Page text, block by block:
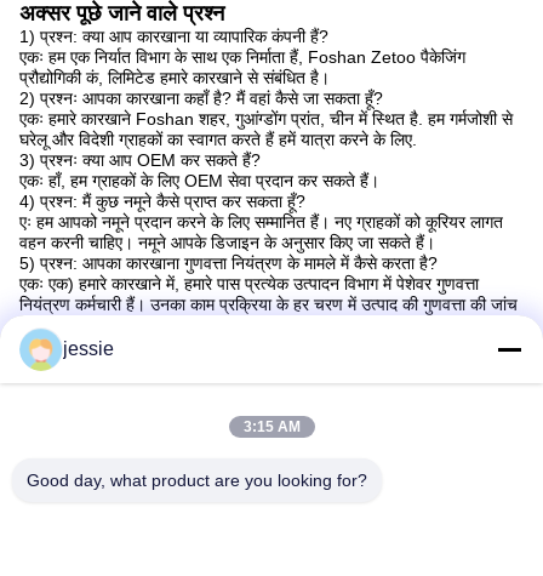
अक्सर पूछे जाने वाले प्रश्न
1) प्रश्न: क्या आप कारखाना या व्यापारिक कंपनी हैं?
एकः हम एक निर्यात विभाग के साथ एक निर्माता हैं, Foshan Zetoo पैकेजिंग
प्रौद्योगिकी कं, लिमिटेड हमारे कारखाने से संबंधित है।
2) प्रश्नः आपका कारखाना कहाँ है? मैं वहां कैसे जा सकता हूँ?
एकः हमारे कारखाने Foshan शहर, गुआंग्डोंग प्रांत, चीन में स्थित है. हम गर्मजोशी से
घरेलू और विदेशी ग्राहकों का स्वागत करते हैं हमें यात्रा करने के लिए.
3) प्रश्नः क्या आप OEM कर सकते हैं?
एकः हाँ, हम ग्राहकों के लिए OEM सेवा प्रदान कर सकते हैं।
4) प्रश्न: मैं कुछ नमूने कैसे प्राप्त कर सकता हूँ?
एः हम आपको नमूने प्रदान करने के लिए सम्मानित हैं। नए ग्राहकों को कूरियर लागत
वहन करनी चाहिए। नमूने आपके डिजाइन के अनुसार किए जा सकते हैं।
5) प्रश्न: आपका कारखाना गुणवत्ता नियंत्रण के मामले में कैसे करता है?
एकः एक) हमारे कारखाने में, हमारे पास प्रत्येक उत्पादन विभाग में पेशेवर गुणवत्ता
नियंत्रण कर्मचारी हैं। उनका काम प्रक्रिया के हर चरण में उत्पाद की गुणवत्ता की जांच
करना है।
b) कुशल श्रमिक उत्पादन और पैकेजिंग के दौरान हर विवरण का ध्यान रखते हैं।
c) इसके अतिरिक्त हमारे बिक्री कर्मचारी हमेशा गुणवत्ता और विवरण के लिए जिम्मेदार
होंगे, उन्हें ग्राहकों के बजाय अपने उत्पादन पर बहुत ध्यान देने की आवश्यकता है; अधिक
jessie
3:15 AM
Good day, what product are you looking for?